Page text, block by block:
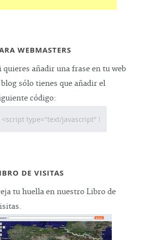
WEBMASTERS
quieres añadir una frase en tu web
sólo tienes que añadir el
código:
DE VISITAS
tu huella en nuestro Libro de